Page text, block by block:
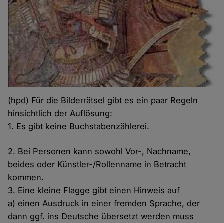
(hpd) Für die Bilderrätsel gibt es ein paar Regeln
hinsichtlich der Auflösung:
1. Es gibt keine Buchstabenzählerei.
2. Bei Personen kann sowohl Vor-, Nachname,
beides oder Künstler-/Rollenname in Betracht
kommen.
3. Eine kleine Flagge gibt einen Hinweis auf
a) einen Ausdruck in einer fremden Sprache, der
dann ggf. ins Deutsche übersetzt werden muss